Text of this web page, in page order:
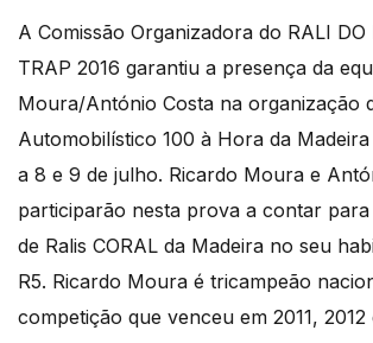
A Comissão Organizadora do RALI DO
TRAP 2016 garantiu a presença da
Moura/António Costa na organização
Automobilístico 100 à Hora da
a 8 e 9 de julho. Ricardo Moura e
participarão nesta prova a contar
de Ralis CORAL da Madeira no seu
R5. Ricardo Moura é tricampeão
competição que venceu em 2011,